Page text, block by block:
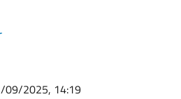
09/2025, 14:19